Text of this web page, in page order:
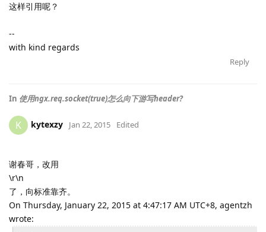
这样引用呢？
--
with kind regards
Reply
In 使用ngx.req.socket(true)怎么向下游写header?
K kytexzy Jan 22, 2015 Edited
谢春哥，改用
\r\n
了，向标准靠齐。
On Thursday, January 22, 2015 at 4:47:17 AM UTC+8, agentzh
wrote: